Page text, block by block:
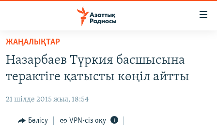
Skip
main
content
to
Navigation
ЖАҢАЛЫҚТАР
САЯСАТ
AZATTYQTV
ҚАҢТАР ОҚИҒАСЫ
АДАМ ҚҰҚЫҚТАРЫ
ЖАҢАЛЫҚТАР
Назарбаев Түркия басшысына
терактіге қатысты көңіл айтты
21 шілде 2015 жыл, 18:54
Бөлісу VPN-сіз оқу